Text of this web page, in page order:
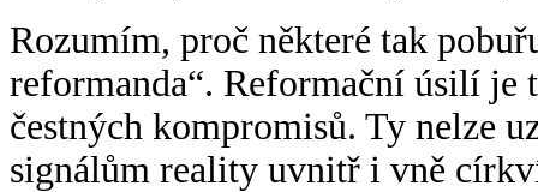
Rozumím, proč některé tak
reformanda“. Reformační úsilí je
čestných kompromisů. Ty nelze
signálům reality uvnitř i vně